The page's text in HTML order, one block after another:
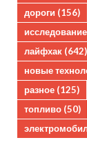
дороги (156)
исследование
лайфхак (642)
новые
разное (125)
топливо (50)